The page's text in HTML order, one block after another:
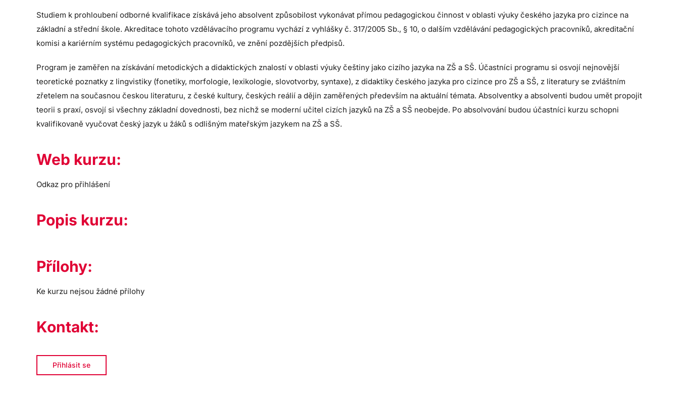
Studiem k prohloubení odborné kvalifikace získává jeho absolvent způsobilost vykonávat přímou pedagogickou činnost v oblasti výuky českého jazyka pro cizince na
základní a střední škole. Akreditace tohoto vzdělávacího programu vychází z vyhlášky č. 317/2005 Sb., § 10, o dalším vzdělávání pedagogických pracovníků, akreditační
komisi a kariérním systému pedagogických pracovníků, ve znění pozdějších předpisů.
Program je zaměřen na získávání metodických a didaktických znalostí v oblasti výuky češtiny jako cizího jazyka na ZŠ a SŠ. Účastníci programu si osvojí nejnovější
teoretické poznatky z lingvistiky (fonetiky, morfologie, lexikologie, slovotvorby, syntaxe), z didaktiky českého jazyka pro cizince pro ZŠ a SŠ, z literatury se zvláštním
zřetelem na současnou českou literaturu, z české kultury, českých reálií a dějin zaměřených především na aktuální témata. Absolventky a absolventi budou umět propojit
teorii s praxí, osvojí si všechny základní dovednosti, bez nichž se moderní učitel cizích jazyků na ZŠ a SŠ neobejde. Po absolvování budou účastníci kurzu schopni
kvalifikovaně vyučovat český jazyk u žáků s odlišným mateřským jazykem na ZŠ a SŠ.
Web kurzu:
Odkaz pro přihlášení
Popis kurzu:
Přílohy:
Ke kurzu nejsou žádné přílohy
Kontakt:
Přihlásit se